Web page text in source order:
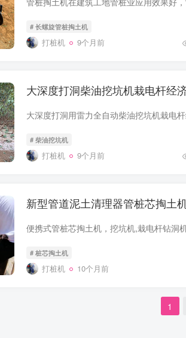
# 长螺旋管桩掏土机
打桩机 9个月前
大深度打洞柴油挖坑机栽电杆经
# 柴油挖坑机
打桩机 9个月前
新型管道泥土清理器管桩芯掏土
# 桩芯掏土机
打桩机 10个月前
1